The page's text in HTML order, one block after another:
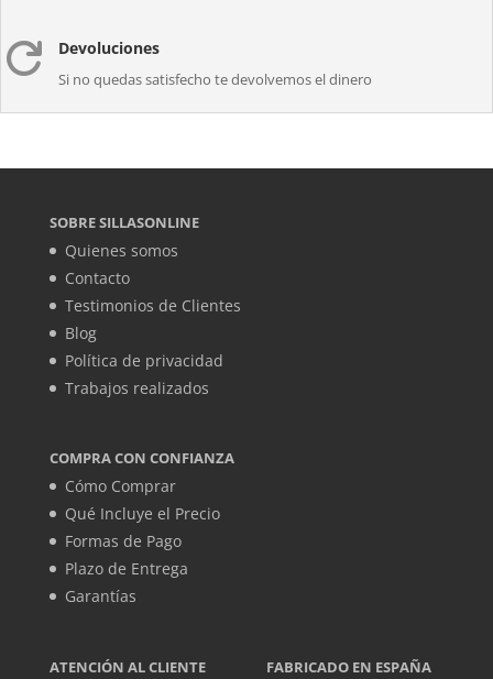
 Devoluciones
Si no quedas satisfecho te devolvemos el dinero
SOBRE SILLASONLINE
Quienes somos
Contacto
Testimonios de Clientes
Blog
Política de privacidad
Trabajos realizados
COMPRA CON CONFIANZA
Cómo Comprar
Qué Incluye el Precio
Formas de Pago
Plazo de Entrega
Garantías
ATENCIÓN AL CLIENTE FABRICADO EN ESPAÑA